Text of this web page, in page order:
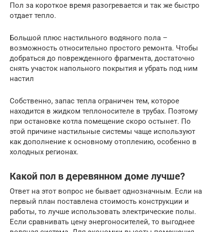
Пол за короткое время разогревается и так же быстро
отдает тепло.
Большой плюс настильного водяного пола –
возможность относительно простого ремонта. Чтобы
добраться до поврежденного фрагмента, достаточно
снять участок напольного покрытия и убрать под ним
настил
Собственно, запас тепла ограничен тем, которое
находится в жидком теплоносителе в трубах. Поэтому
при остановке котла помещение скоро остынет. По
этой причине настильные системы чаще используют
как дополнение к основному отоплению, особенно в
холодных регионах.
Какой пол в деревянном доме лучше?
Ответ на этот вопрос не бывает однозначным. Если на
первый план поставлена стоимость конструкции и
работы, то лучше использовать электрические полы.
Если сравнивать цену энергоносителей, то выгоднее